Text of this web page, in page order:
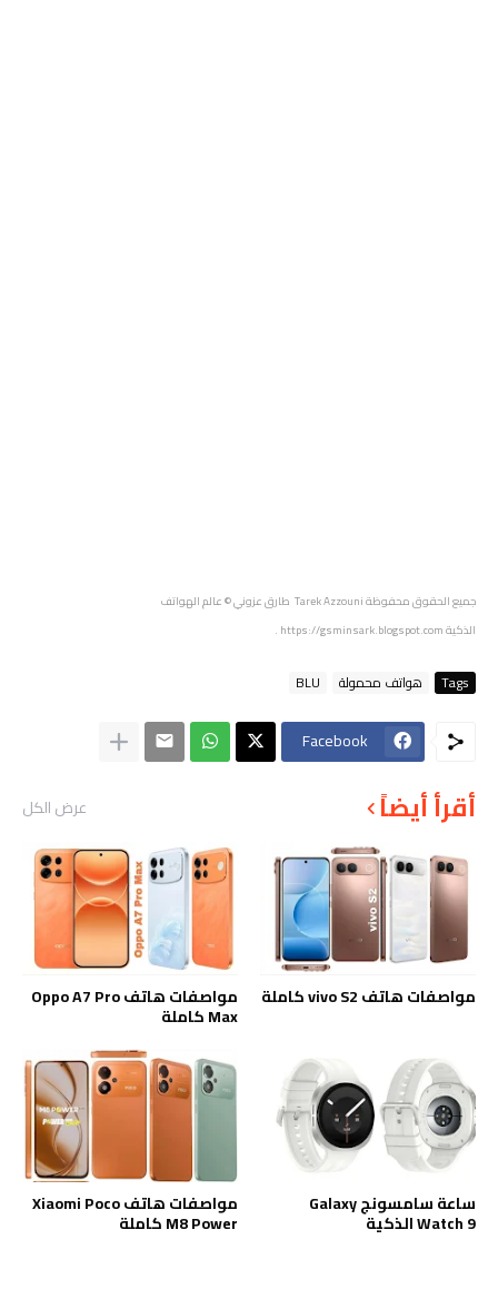
جميع الحقوق محفوظةTarek Azzouni طارق عزوني
© عالم الهواتف
الذكيةhttps://gsminsark.blogspot.com
.
Tags هواتف محمولة BLU
Facebook
أقرأ أيضاً عرض الكل
مواصفات هاتف vivo S2 كاملة مواصفات هاتف Oppo A7 Pro
Max كاملة
ساعة سامسونج Galaxy
Watch 9 الذكية
مواصفات هاتف Xiaomi Poco
M8 Power كاملة